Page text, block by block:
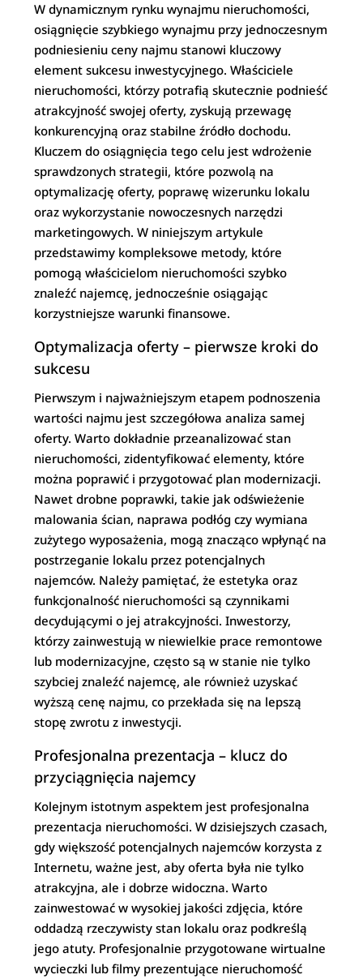
W dynamicznym rynku wynajmu nieruchomości,
osiągnięcie szybkiego wynajmu przy jednoczesnym
podniesieniu ceny najmu stanowi kluczowy
element sukcesu inwestycyjnego. Właściciele
nieruchomości, którzy potrafią skutecznie podnieść
atrakcyjność swojej oferty, zyskują przewagę
konkurencyjną oraz stabilne źródło dochodu.
Kluczem do osiągnięcia tego celu jest wdrożenie
sprawdzonych strategii, które pozwolą na
optymalizację oferty, poprawę wizerunku lokalu
oraz wykorzystanie nowoczesnych narzędzi
marketingowych. W niniejszym artykule
przedstawimy kompleksowe metody, które
pomogą właścicielom nieruchomości szybko
znaleźć najemcę, jednocześnie osiągając
korzystniejsze warunki finansowe.
Optymalizacja oferty – pierwsze kroki do
sukcesu
Pierwszym i najważniejszym etapem podnoszenia
wartości najmu jest szczegółowa analiza samej
oferty. Warto dokładnie przeanalizować stan
nieruchomości, zidentyfikować elementy, które
można poprawić i przygotować plan modernizacji.
Nawet drobne poprawki, takie jak odświeżenie
malowania ścian, naprawa podłóg czy wymiana
zużytego wyposażenia, mogą znacząco wpłynąć na
postrzeganie lokalu przez potencjalnych
najemców. Należy pamiętać, że estetyka oraz
funkcjonalność nieruchomości są czynnikami
decydującymi o jej atrakcyjności. Inwestorzy,
którzy zainwestują w niewielkie prace remontowe
lub modernizacyjne, często są w stanie nie tylko
szybciej znaleźć najemcę, ale również uzyskać
wyższą cenę najmu, co przekłada się na lepszą
stopę zwrotu z inwestycji.
Profesjonalna prezentacja – klucz do
przyciągnięcia najemcy
Kolejnym istotnym aspektem jest profesjonalna
prezentacja nieruchomości. W dzisiejszych czasach,
gdy większość potencjalnych najemców korzysta z
Internetu, ważne jest, aby oferta była nie tylko
atrakcyjna, ale i dobrze widoczna. Warto
zainwestować w wysokiej jakości zdjęcia, które
oddadzą rzeczywisty stan lokalu oraz podkreślą
jego atuty. Profesjonalnie przygotowane wirtualne
wycieczki lub filmy prezentujące nieruchomość